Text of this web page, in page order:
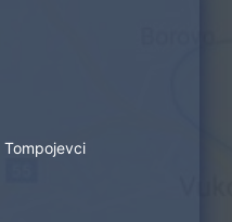
Tompojevci